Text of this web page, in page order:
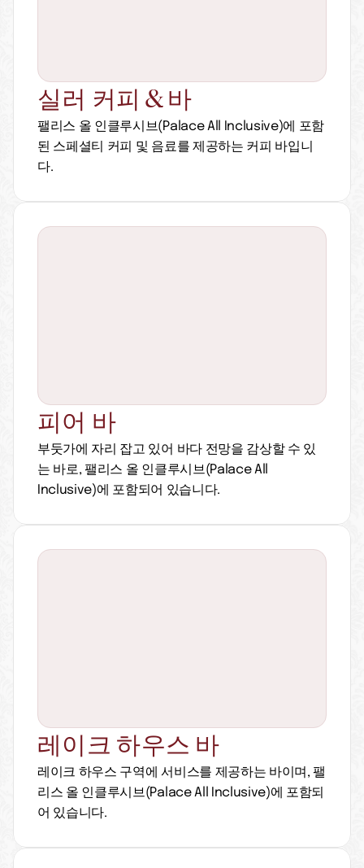
실러 커피 & 바
팰리스 올 인클루시브(Palace All Inclusive)에 포함
된 스페셜티 커피 및 음료를 제공하는 커피 바입니
다.
피어 바
부둣가에 자리 잡고 있어 바다 전망을 감상할 수 있
는 바로, 팰리스 올 인클루시브(Palace All
Inclusive)에 포함되어 있습니다.
레이크 하우스 바
레이크 하우스 구역에 서비스를 제공하는 바이며, 팰
리스 올 인클루시브(Palace All Inclusive)에 포함되
어 있습니다.